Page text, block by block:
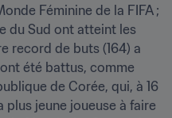
Féminine de la FIFA ;
du Sud ont atteint les
record de buts (164) a
été battus, comme
de Corée, qui, à 16
plus jeune joueuse à faire